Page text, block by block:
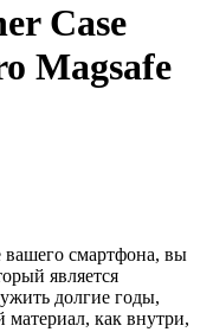
Case
Magsafe
вашего смартфона, вы
является
долгие годы,
как внутри,